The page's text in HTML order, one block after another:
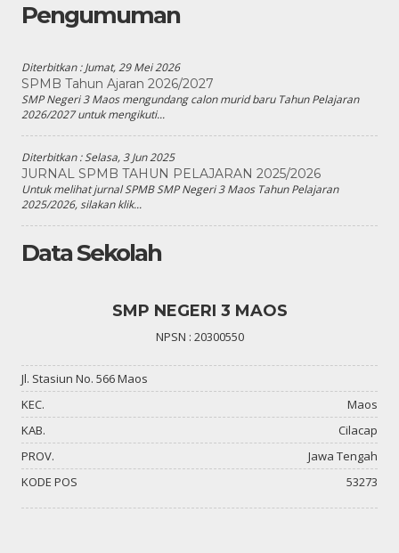
Pengumuman
Diterbitkan :Jumat, 29 Mei 2026
SPMB Tahun Ajaran 2026/2027
SMP Negeri 3 Maos mengundang calon murid baru Tahun Pelajaran
2026/2027 untuk mengikuti...
Diterbitkan :Selasa, 3 Jun 2025
JURNAL SPMB TAHUN PELAJARAN 2025/2026
Untuk melihat jurnal SPMB SMP Negeri 3 Maos Tahun Pelajaran
2025/2026, silakan klik...
Data Sekolah
SMP NEGERI 3 MAOS
NPSN : 20300550
Jl. Stasiun No. 566 Maos
KEC.
Maos
KAB.
Cilacap
PROV.
Jawa Tengah
KODE POS
53273